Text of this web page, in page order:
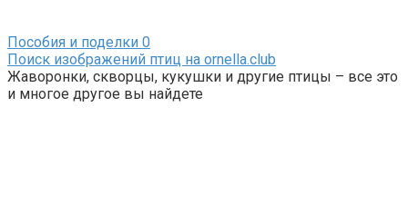
Пособия и поделки 0
Поиск изображений птиц на ornella.club
Жаворонки, скворцы, кукушки и другие птицы – все это
и многое другое вы найдете